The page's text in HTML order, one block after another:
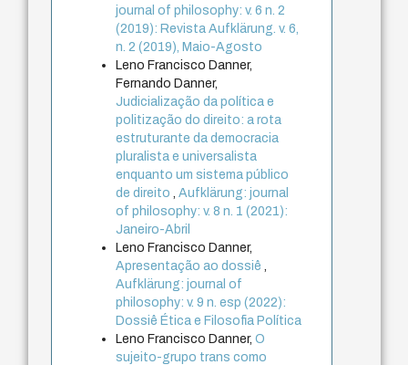
journal of philosophy: v. 6 n. 2
(2019): Revista Aufklärung. v. 6,
n. 2 (2019), Maio-Agosto
Leno Francisco Danner,
Fernando Danner,
Judicialização da política e
politização do direito: a rota
estruturante da democracia
pluralista e universalista
enquanto um sistema público
de direito
,Aufklärung: journal
of philosophy: v. 8 n. 1 (2021):
Janeiro-Abril
Leno Francisco Danner,
Apresentação ao dossiê
Aufklärung: journal of
philosophy: v. 9 n. esp (2022):
Dossiê Ética e Filosofia Política
Leno Francisco Danner,O
sujeito-grupo trans como